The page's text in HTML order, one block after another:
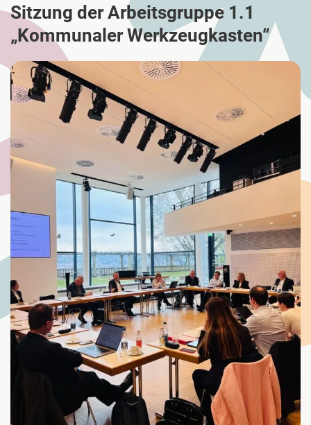
Sitzung der Arbeitsgruppe 1.1
„Kommunaler Werkzeugkasten“